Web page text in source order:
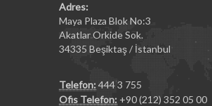
Adres:
Maya Plaza Blok No:3
Akatlar Orkide Sok.
34335 Beşiktaş / İstanbul
Telefon: 444 3 755
Ofis Telefon: +90 (212) 352 05 00